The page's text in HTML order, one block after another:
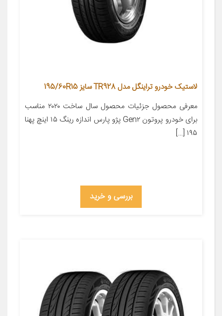
لاستیک خودرو تراینگل مدل TR928 سایز 195/60R15
معرفی محصول جزئیات محصول سال ساخت ۲۰۲۰ مناسب
برای خودرو پروتون Gen۲ پژو پارس اندازه رینگ ۱۵ اینچ پهنا
۱۹۵ […]
بررسی و خرید